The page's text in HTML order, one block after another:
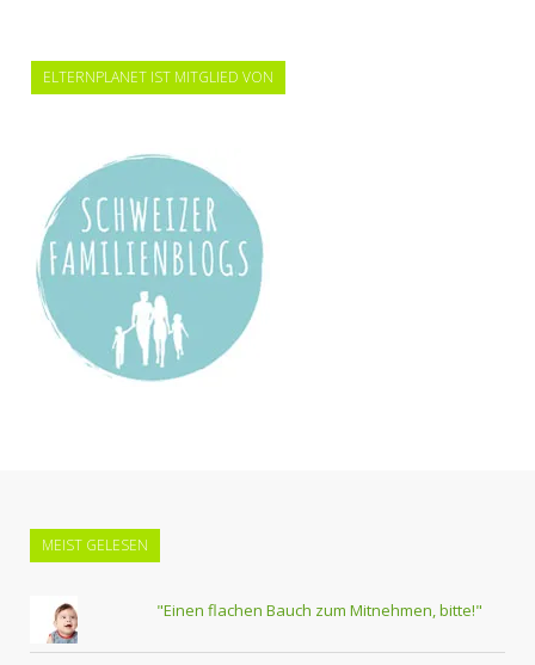
ELTERNPLANET IST MITGLIED VON
MEIST GELESEN
"Einen flachen Bauch zum Mitnehmen, bitte!"